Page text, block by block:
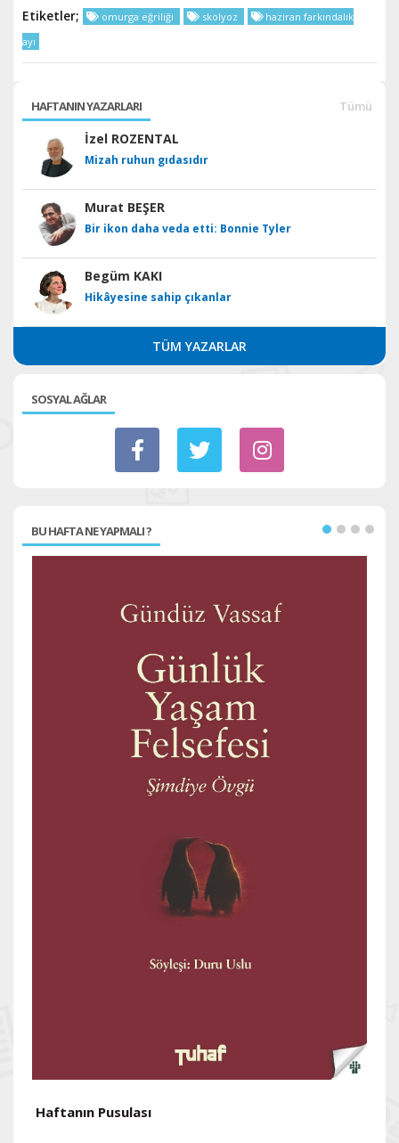
Etiketler; omurga eğriliği skolyoz
haziran farkındalık
ayı
HAFTANIN YAZARLARI Tümü
İzel ROZENTAL
Mizah ruhun gıdasıdır
Murat BEŞER
Bir ikon daha veda etti: Bonnie Tyler
Begüm KAKI
Hikâyesine sahip çıkanlar
TÜM YAZARLAR
SOSYAL AĞLAR
BU HAFTA NE YAPMALI ?
Haftanın Pusulası